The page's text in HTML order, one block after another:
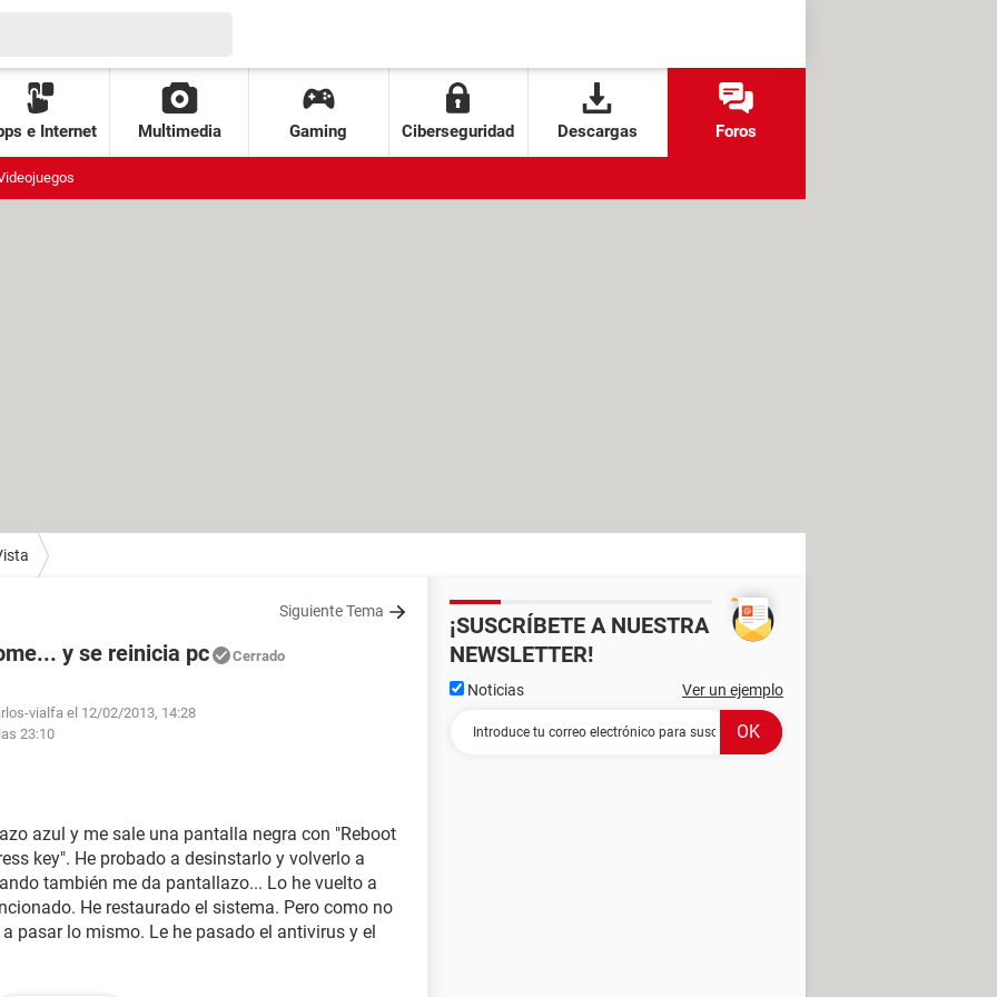
e Internet Multimedia Gaming Ciberseguridad Descargas Foros
Siguiente Tema
y se reinicia pc Cerrado
vialfa el 12/02/2013, 14:28
23:10
azul y me sale una pantalla negra con "Reboot
key". He probado a desinstarlo y volverlo a
también me da pantallazo... Lo he vuelto a
He restaurado el sistema. Pero como no
pasar lo mismo. Le he pasado el antivirus y el
¡SUSCRÍBETE A NUESTRA
NEWSLETTER!
Noticias Ver un ejemplo